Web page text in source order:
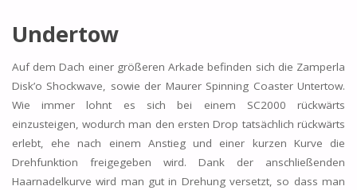
Undertow
Auf dem Dach einer größeren Arkade befinden sich die Zamperla
Disk’o Shockwave, sowie der Maurer Spinning Coaster Untertow.
Wie immer lohnt es sich bei einem SC2000 rückwärts
einzusteigen, wodurch man den ersten Drop tatsächlich rückwärts
erlebt, ehe nach einem Anstieg und einer kurzen Kurve die
Drehfunktion freigegeben wird. Dank der anschließenden
Haarnadelkurve wird man gut in Drehung versetzt, so dass man